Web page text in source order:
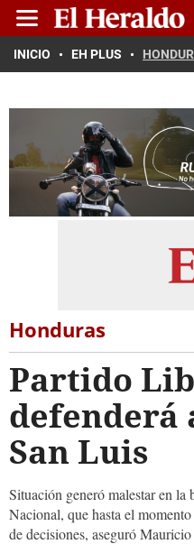
INICIO EH PLUS
Honduras
Partido
defenderá
San Luis
Situación generó malestar en
Nacional, que hasta el
de decisiones, aseguró